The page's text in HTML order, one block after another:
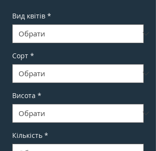
Вид квітів *
Сорт *
Висота *
Кількість *